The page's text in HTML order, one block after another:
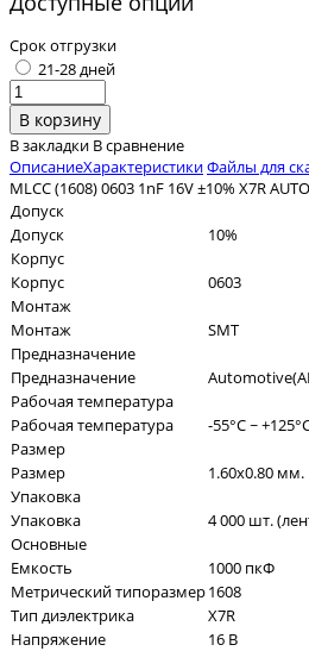
Срок отгрузки
21-28 дней
В закладки В сравнение
ОписаниеХарактеристикиФайлы для
MLCC (1608) 0603 1nF 16V ±10% X7R
Допуск
Допуск
10%
Корпус
Корпус
0603
Монтаж
Монтаж
SMT
Предназначение
Предназначение
Рабочая температура
Рабочая температура
-55°C ~
Размер
Размер
1.60x0.80 мм.
Упаковка
Упаковка
4 000 шт.
Основные
Емкость
1000 пкФ
Метрический типоразмер1608
Тип диэлектрика
X7R
Напряжение
16 В